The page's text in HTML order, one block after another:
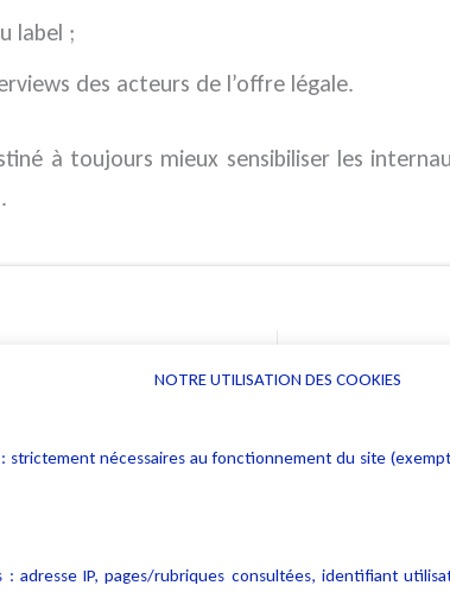
label ;
des acteurs de l’offre légale.
à toujours mieux sensibiliser les
NOTRE UTILISATION DES COOKIES
nécessaires au fonctionnement du site
adresse IP, pages/rubriques consultées, identifiant